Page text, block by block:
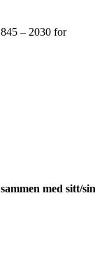
– 2030 for
med sitt/